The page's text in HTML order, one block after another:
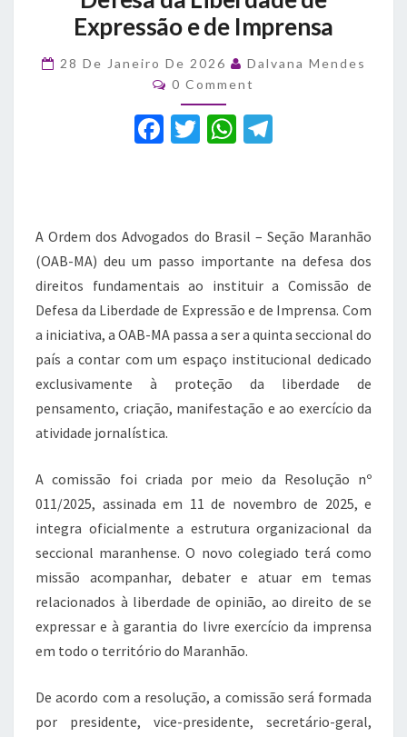
Comissão
de
da
Liberdade
de
Expressão
e
Expressão e de Imprensa
28 De Janeiro De 2026
Dalvana Mendes
Comments
0 Comment
F
b
o
o
k
T
r
W
A
p
p
a
m
A Ordem dos Advogados do Brasil – Seção Maranhão
(OAB-MA) deu um passo importante na defesa dos
direitos fundamentais ao instituir a Comissão de
Defesa da Liberdade de Expressão e de Imprensa. Com
a iniciativa, a OAB-MA passa a ser a quinta seccional do
país a contar com um espaço institucional dedicado
exclusivamente à proteção da liberdade de
pensamento, criação, manifestação e ao exercício da
atividade jornalística.
A comissão foi criada por meio da Resolução nº
011/2025, assinada em 11 de novembro de 2025, e
integra oficialmente a estrutura organizacional da
seccional maranhense. O novo colegiado terá como
missão acompanhar, debater e atuar em temas
relacionados à liberdade de opinião, ao direito de se
expressar e à garantia do livre exercício da imprensa
em todo o território do Maranhão.
De acordo com a resolução, a comissão será formada
por presidente, vice-presidente, secretário-geral,